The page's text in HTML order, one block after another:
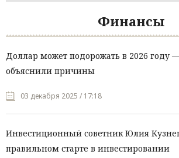
Финансы
Доллар может подорожать в 2026 году
объяснили причины
03 декабря 2025 / 17:18
Инвестиционный советник Юлия
правильном старте в инвестировании